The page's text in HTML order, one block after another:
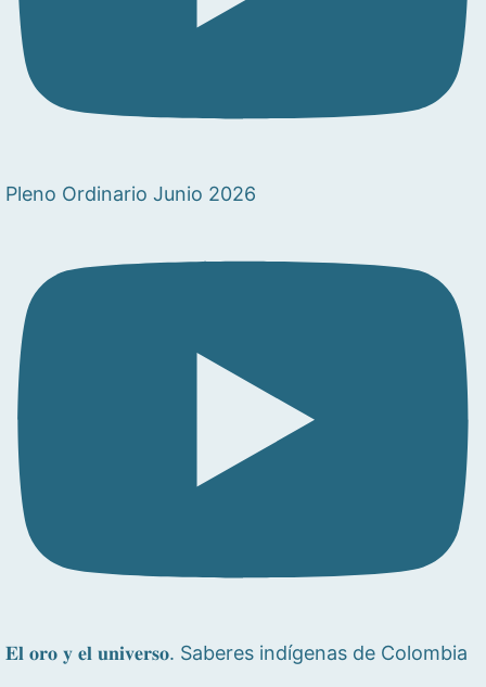
Pleno Ordinario Junio 2026
𝐄𝐥 𝐨𝐫𝐨 𝐲 𝐞𝐥 𝐮𝐧𝐢𝐯𝐞𝐫𝐬𝐨. Saberes indígenas de Colombia